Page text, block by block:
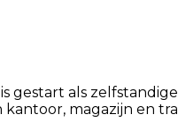
als
kantoor, magazijn en